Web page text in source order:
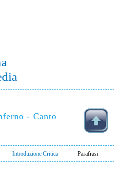
- Canto
Introduzione Critica Parafrasi